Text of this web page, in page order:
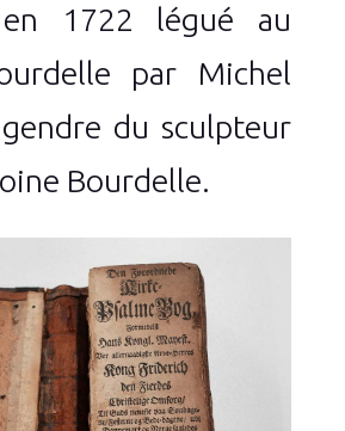
1722 légué au
par Michel
du sculpteur
Bourdelle.